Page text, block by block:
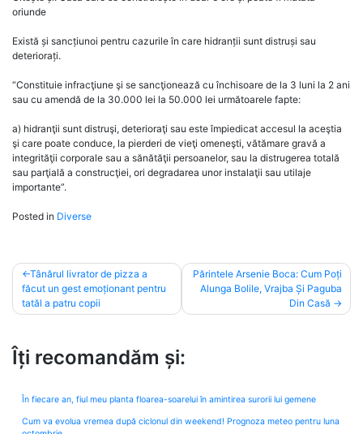
oriunde
Există și sancțiunoi pentru cazurile în care hidranții sunt distruși sau
deteriorați.
“Constituie infracţiune şi se sancţionează cu închisoare de la 3 luni la 2 ani
sau cu amendă de la 30.000 lei la 50.000 lei următoarele fapte:
a) hidranţii sunt distruşi, deterioraţi sau este împiedicat accesul la aceştia
şi care poate conduce, la pierderi de vieţi omeneşti, vătămare gravă a
integrităţii corporale sau a sănătăţii persoanelor, sau la distrugerea totală
sau parţială a construcţiei, ori degradarea unor instalaţii sau utilaje
importante”.
Posted in Diverse
Post
navigation
Tânărul livrator de pizza a
făcut un gest emoționant pentru
tatăl a patru copii
Părintele Arsenie Boca: Cum Poți
Alunga Bolile, Vrajba Și Paguba
Din Casă
Îți recomandăm și:
În fiecare an, fiul meu planta floarea-soarelui în amintirea surorii lui gemene
Cum va evolua vremea după ciclonul din weekend! Prognoza meteo pentru luna